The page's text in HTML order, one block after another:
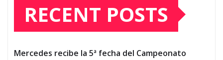
RECENT POSTS
Mercedes recibe la 5ª fecha del Campeonato